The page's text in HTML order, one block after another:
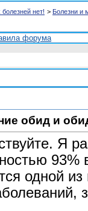
нет! > Болезни и
форума
обид и
Я
93%
одной из